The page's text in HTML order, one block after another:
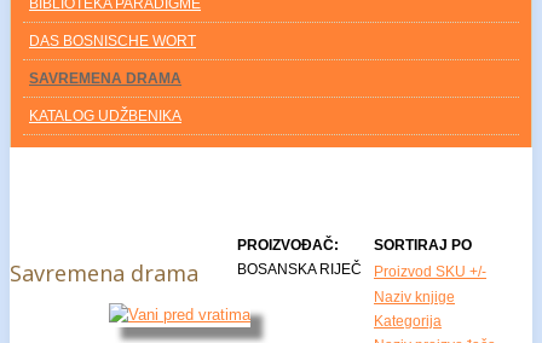
BIBLIOTEKA PARADIGME
DAS BOSNISCHE WORT
SAVREMENA DRAMA
KATALOG UDŽBENIKA
SORTIRAJ PO
Proizvod SKU +/-
Naziv knjige
Kategorija
PROIZVOĐAČ:
BOSANSKA RIJEČ
Savremena drama